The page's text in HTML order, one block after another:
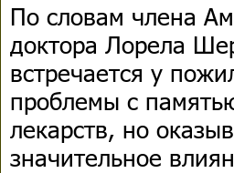
По словам члена
доктора Лорела
встречается у
проблемы с
лекарств, но
значительное